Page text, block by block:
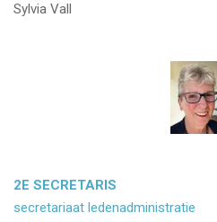
Sylvia Vall
2E SECRETARIS
secretariaat ledenadministratie